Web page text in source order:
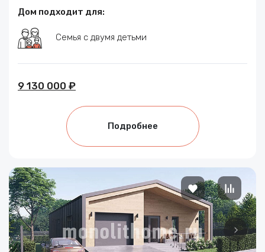
Дом подходит для:
Семья с двумя детьми
9 130 000 ₽
Подробнее